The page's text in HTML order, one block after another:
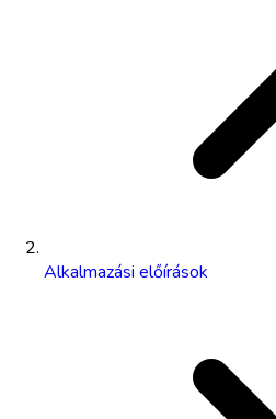
Alkalmazási előírások